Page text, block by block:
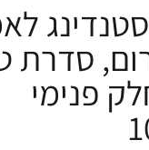
פנימי